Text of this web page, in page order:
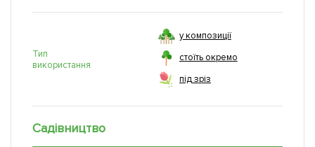
Тип
використання
у композиції
стоїть окремо
під зріз
Садівництво